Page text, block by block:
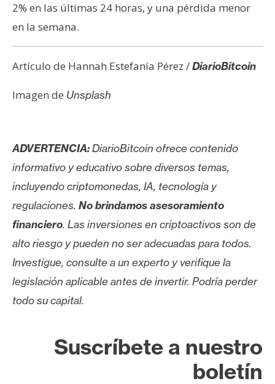
2% en las últimas 24 horas, y una pérdida menor
en la semana.
Artículo de Hannah Estefanía Pérez /DiarioBitcoin
Imagen de Unsplash
ADVERTENCIA:DiarioBitcoin ofrece contenido
informativo y educativo sobre diversos temas,
incluyendo criptomonedas, IA, tecnología y
regulaciones. No brindamos asesoramiento
financiero. Las inversiones en criptoactivos son de
alto riesgo y pueden no ser adecuadas para todos.
Investigue, consulte a un experto y verifique la
legislación aplicable antes de invertir. Podría perder
todo su capital.
Suscríbete a nuestro
boletín